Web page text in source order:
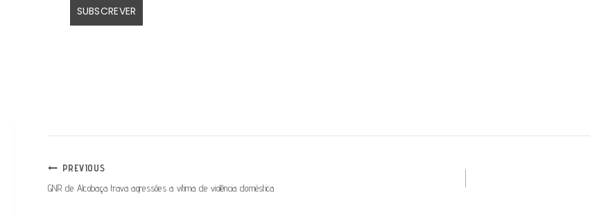
NAVEGAÇÃO
PREVIOUS
GNR de Alcobaça trava agressões a vítima de violência doméstica